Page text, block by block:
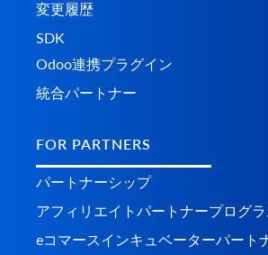
変更履歴
SDK
Odoo連携プラグイン
統合パートナー
FOR PARTNERS
パートナーシップ
アフィリエイトパートナープログラ
eコマースインキュベーターパート